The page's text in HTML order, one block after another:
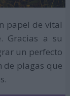
papel de vital
Gracias a su
un perfecto
plagas que